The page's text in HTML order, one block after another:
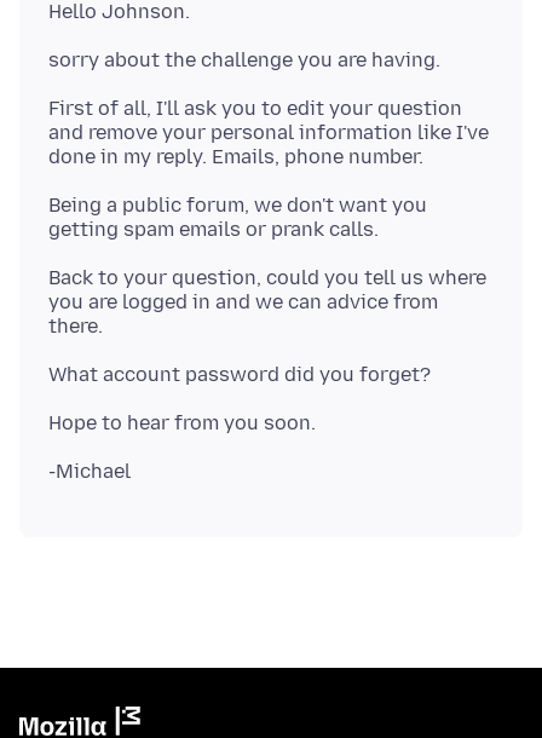
First of all, I'll ask you to edit your question
and remove your personal information like I've
Being a public forum, we don't want you
Back to your question, could you tell us where
you are logged in and we can advice from